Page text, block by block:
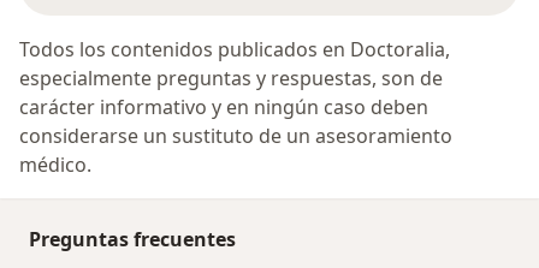
Todos los contenidos publicados en Doctoralia,
especialmente preguntas y respuestas, son de
carácter informativo y en ningún caso deben
considerarse un sustituto de un asesoramiento
médico.
Preguntas frecuentes